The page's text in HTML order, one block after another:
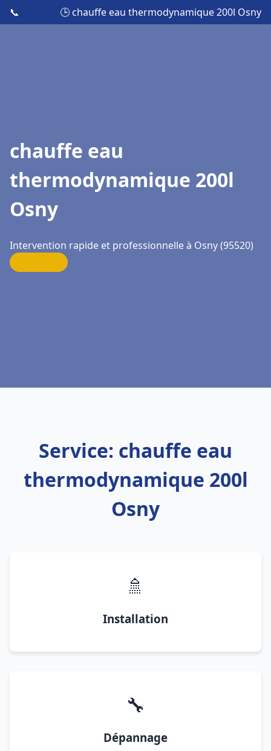
📞 🕒 chauffe eau thermodynamique 200l Osny
chauffe eau
thermodynamique 200l
Osny
Intervention rapide et professionnelle à Osny (95520)
Service: chauffe eau
thermodynamique 200l
Osny
🚿
Installation
🔧
Dépannage